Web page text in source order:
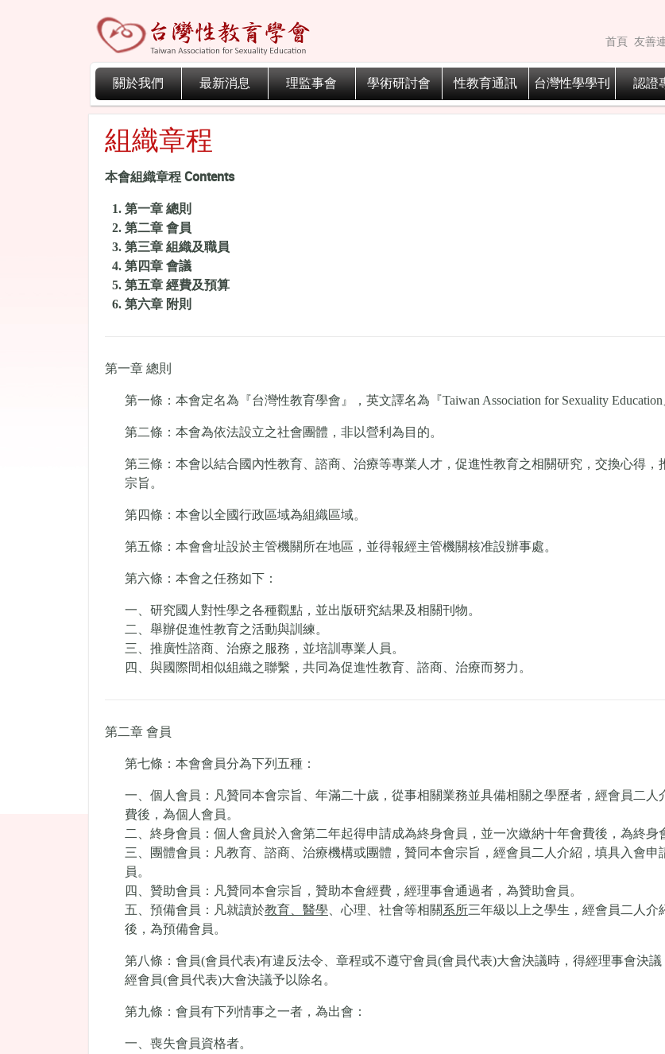
首頁 友善
關於我們 最新消息 理監事會 學術研討會 性教育通訊 台灣性學學刊 認證
組織章程
本會組織章程 Contents
第一章 總則
第二章 會員
第三章 組織及職員
第四章 會議
第五章 經費及預算
第六章 附則
第一章 總則
第一條：本會定名為『台灣性教育學會』，英文譯名為『Taiwan Association for Sexuality Education
第二條：本會為依法設立之社會團體，非以營利為目的。
第三條：本會以結合國內性教育、諮商、治療等專業人才，促進性教育之相關研究，交換心得
宗旨。
第四條：本會以全國行政區域為組織區域。
第五條：本會會址設於主管機關所在地區，並得報經主管機關核准設辦事處。
第六條：本會之任務如下：
一、研究國人對性學之各種觀點，並出版研究結果及相關刊物。
二、舉辦促進性教育之活動與訓練。
三、推廣性諮商、治療之服務，並培訓專業人員。
四、與國際間相似組織之聯繫，共同為促進性教育、諮商、治療而努力。
第二章 會員
第七條：本會會員分為下列五種：
一、個人會員：凡贊同本會宗旨、年滿二十歲，從事相關業務並具備相關之學歷者，經會員二
費後，為個人會員。
二、終身會員：個人會員於入會第二年起得申請成為終身會員，並一次繳納十年會費後，為終身
三、團體會員：凡教育、諮商、治療機構或團體，贊同本會宗旨，經會員二人介紹，填具入會
員。
四、贊助會員：凡贊同本會宗旨，贊助本會經費，經理事會通過者，為贊助會員。
五、預備會員：凡就讀於教育、醫學 、心理、社會等相關系所三年級以上之學生，經會員二人
後，為預備會員。
第八條：會員(會員代表)有違反法令、章程或不遵守會員(會員代表)大會決議時，得經理事會決
經會員(會員代表)大會決議予以除名。
第九條：會員有下列情事之一者，為出會：
一、喪失會員資格者。